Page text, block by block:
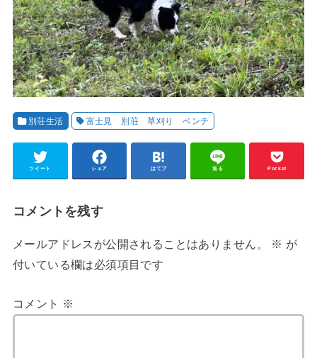
別荘生活 富士見 別荘 草刈り ベンチ
ツイート シェア はてブ 送る Pocket
コメントを残す
メールアドレスが公開されることはありません。 ※ が
付いている欄は必須項目です
コメント ※